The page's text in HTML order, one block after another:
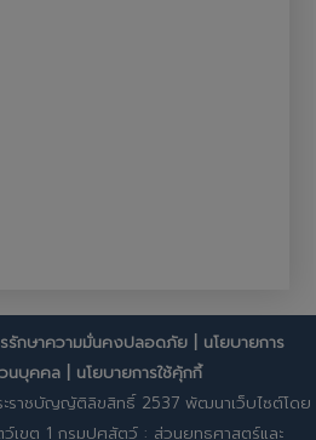
รักษาความมั่นคงปลอดภัย
นโยบายการ
นบุคคล| นโยบายการใช้คุ้กกี้
ราชบัญญัติลิขสิทธิ์ 2537 พัฒนาเว็บไซต์โดย
เขต 1 กรมปศุสัตว์ : ส่วนยุทธศาสตร์และ